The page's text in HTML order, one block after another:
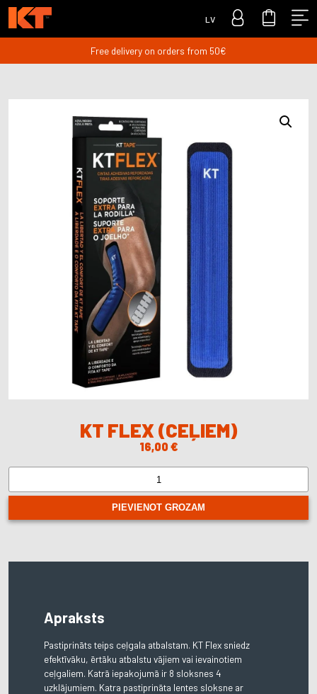
LV
Free delivery on orders from 50€
KT FLEX (CEĻIEM)
16,00 €
(ceļiem)
PIEVIENOT GROZAM
Apraksts
Pastiprināts teips ceļgala atbalstam. KT Flex sniedz
efektīvāku, ērtāku atbalstu vājiem vai ievainotiem
ceļgaliem. Katrā iepakojumā ir 8 sloksnes 4
uzklājumiem. Katra pastiprināta lentes sloksne ar